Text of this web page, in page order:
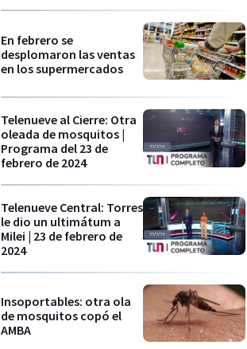
En febrero se
desplomaron las ventas
en los supermercados
Telenueve al Cierre: Otra
oleada de mosquitos |
Programa del 23 de
febrero de 2024
Telenueve Central: Torres
le dio un ultimátum a
Milei | 23 de febrero de
2024
Insoportables: otra ola
de mosquitos copó el
AMBA